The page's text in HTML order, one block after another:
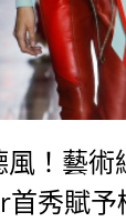
！藝術
秀賦予